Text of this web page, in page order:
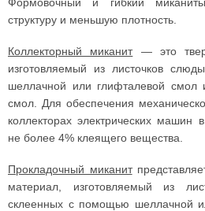
структуру и меньшую плотность.
Коллекторный миканит— это
изготовляемый из листочков
шеллачной или глифталевой смол
смол. Для обеспечения
коллекторах электрических машин
не более 4% клеящего вещества.
Прокладочный миканит
материал, изготовляемый из
склеенных с помощью шеллачной